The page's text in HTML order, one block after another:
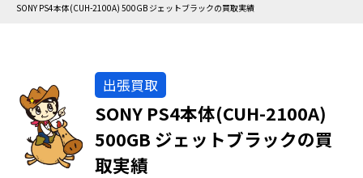
SONY PS4本体(CUH-2100A) 500GB ジェットブラックの買取実績
出張買取
SONY PS4本体(CUH-2100A)
500GB ジェットブラックの買
取実績